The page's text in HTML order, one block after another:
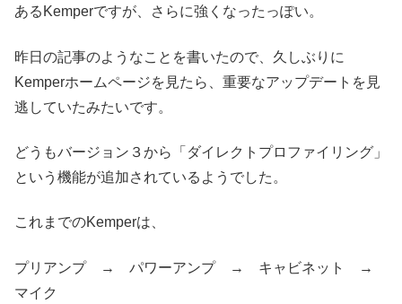
あるKemperですが、さらに強くなったっぽい。
昨日の記事のようなことを書いたので、久しぶりに
Kemperホームページを見たら、重要なアップデートを見
逃していたみたいです。
どうもバージョン３から「ダイレクトプロファイリング」
という機能が追加されているようでした。
これまでのKemperは、
プリアンプ → パワーアンプ → キャビネット →
マイク